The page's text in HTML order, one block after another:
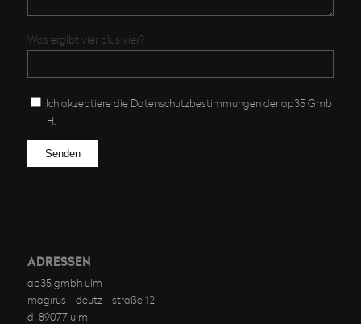
Was ergibt vier plus vier?
Ich akzeptiere die Datenschutz­bestimmungen der ap35 Gmb
H.
ADRESSEN
ap35 gmbh ulm
magirus - deutz - straße 12
d-89077 ulm